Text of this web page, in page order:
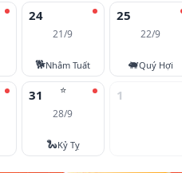
24
21/9
🐕Nhâm Tuất
25
22/9
🐖Quý Hợi
⭐
31
28/9
🐍Kỷ Tỵ
1